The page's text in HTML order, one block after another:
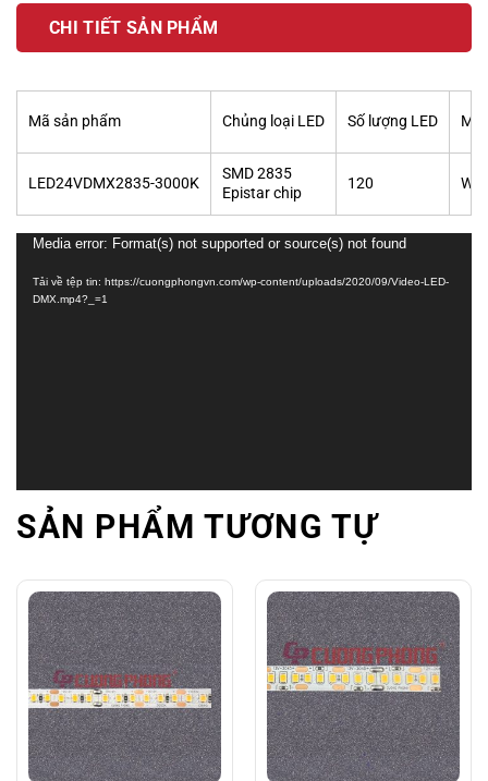
CHI TIẾT SẢN PHẨM
Mã sản phẩm Chủng loại LED Số lượng LED
LED24VDMX2835-3000K
SMD 2835
Epistar chip
120
Trình
chơi
Video
Media error: Format(s) not supported or source(s) not found
Tải về tệp tin: https://cuongphongvn.com/wp-content/uploads/2020/09/Video-LED-
DMX.mp4?_=1
SẢN PHẨM TƯƠNG TỰ